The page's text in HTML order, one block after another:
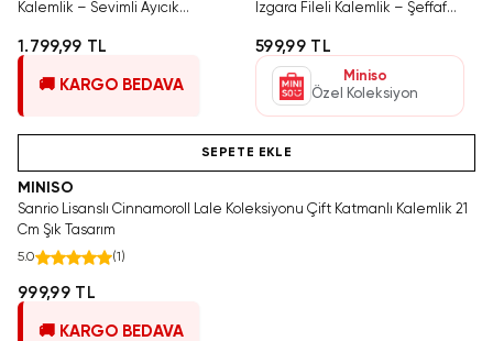
Kalemlik – Sevimli Ayıcık
22 Cm
1.799,99 TL
🚚 KARGO BEDAVA
Izgara Fileli Kalemlik – Şeffaf
599,99 TL
Miniso
Özel Koleksiyon
SEPETE EKLE
MINISO
Sanrio Lisanslı Cinnamoroll Lale Koleksiyonu Çift Katmanlı Kalemlik 21
Cm Şık Tasarım
5.0 (1 )
999,99 TL
🚚 KARGO BEDAVA